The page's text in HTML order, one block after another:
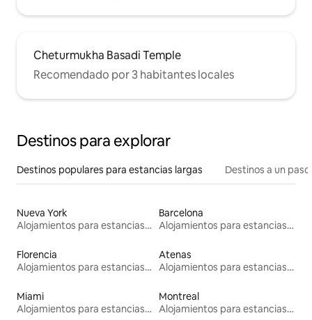
Cheturmukha Basadi Temple
Recomendado por 3 habitantes locales
Destinos para explorar
Destinos populares para estancias largas Destinos a un
Nueva York
Alojamientos para estancias largas
Barcelona
Alojamientos para estancias largas
Florencia
Alojamientos para estancias largas
Atenas
Alojamientos para estancias largas
Miami
Alojamientos para estancias largas
Montreal
Alojamientos para estancias largas